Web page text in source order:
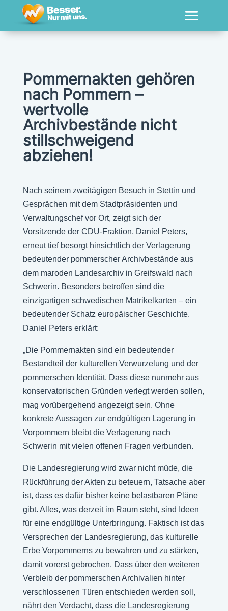
Pommernakten gehören
nach Pommern –
wertvolle
Archivbestände nicht
stillschweigend
abziehen!
Nach seinem zweitägigen Besuch in Stettin und
Gesprächen mit dem Stadtpräsidenten und
Verwaltungschef vor Ort, zeigt sich der
Vorsitzende der CDU-Fraktion, Daniel Peters,
erneut tief besorgt hinsichtlich der Verlagerung
bedeutender pommerscher Archivbestände aus
dem maroden Landesarchiv in Greifswald nach
Schwerin. Besonders betroffen sind die
einzigartigen schwedischen Matrikelkarten – ein
bedeutender Schatz europäischer Geschichte.
Daniel Peters erklärt:
„Die Pommernakten sind ein bedeutender
Bestandteil der kulturellen Verwurzelung und der
pommerschen Identität. Dass diese nunmehr aus
konservatorischen Gründen verlegt werden sollen,
mag vorübergehend angezeigt sein. Ohne
konkrete Aussagen zur endgültigen Lagerung in
Vorpommern bleibt die Verlagerung nach
Schwerin mit vielen offenen Fragen verbunden.
Die Landesregierung wird zwar nicht müde, die
Rückführung der Akten zu beteuern, Tatsache aber
ist, dass es dafür bisher keine belastbaren Pläne
gibt. Alles, was derzeit im Raum steht, sind Ideen
für eine endgültige Unterbringung. Faktisch ist das
Versprechen der Landesregierung, das kulturelle
Erbe Vorpommerns zu bewahren und zu stärken,
damit vorerst gebrochen. Dass über den weiteren
Verbleib der pommerschen Archivalien hinter
verschlossenen Türen entschieden werden soll,
nährt den Verdacht, dass die Landesregierung